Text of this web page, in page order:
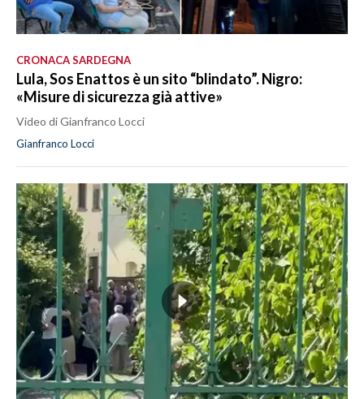
CRONACA SARDEGNA
Lula, Sos Enattos è un sito “blindato”. Nigro:
«Misure di sicurezza già attive»
Video di Gianfranco Locci
Gianfranco Locci